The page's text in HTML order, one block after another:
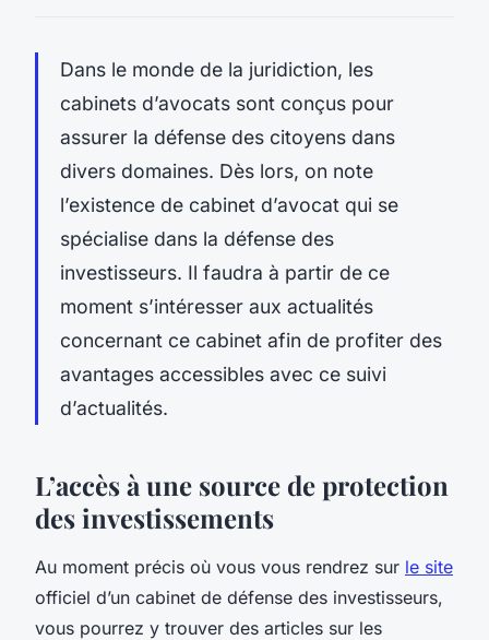
Dans le monde de la juridiction, les
cabinets d’avocats sont conçus pour
assurer la défense des citoyens dans
divers domaines. Dès lors, on note
l’existence de cabinet d’avocat qui se
spécialise dans la défense des
investisseurs. Il faudra à partir de ce
moment s’intéresser aux actualités
concernant ce cabinet afin de profiter des
avantages accessibles avec ce suivi
d’actualités.
L’accès à une source de protection
des investissements
Au moment précis où vous vous rendrez sur le site
officiel d’un cabinet de défense des investisseurs,
vous pourrez y trouver des articles sur les